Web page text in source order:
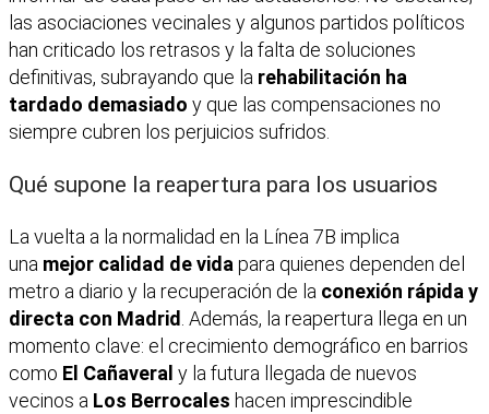
las asociaciones vecinales y algunos partidos políticos
han criticado los retrasos y la falta de soluciones
definitivas, subrayando que la rehabilitación ha
tardado demasiado y que las compensaciones no
siempre cubren los perjuicios sufridos.
Qué supone la reapertura para los usuarios
La vuelta a la normalidad en la Línea 7B implica
una mejor calidad de vida para quienes dependen del
metro a diario y la recuperación de la conexión rápida y
directa con Madrid . Además, la reapertura llega en un
momento clave: el crecimiento demográfico en barrios
como El Cañaveral y la futura llegada de nuevos
vecinos a Los Berrocales hacen imprescindible